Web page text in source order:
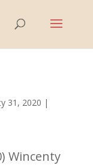
31, 2020 |
Wincenty